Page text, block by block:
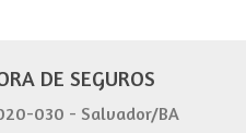
DE SEGUROS
030 - Salvador/BA